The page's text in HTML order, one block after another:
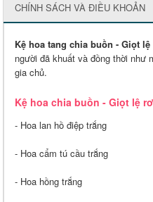
CHÍNH SÁCH VÀ ĐIỀU KHOẢN
Kệ hoa tang chia buồn - Giọt
người đã khuất và đồng thời như
gia chủ.
Kệ hoa chia buồn - Giọt lệ
- Hoa lan hồ điệp trắng
- Hoa cẩm tú cầu trắng
- Hoa hồng trắng